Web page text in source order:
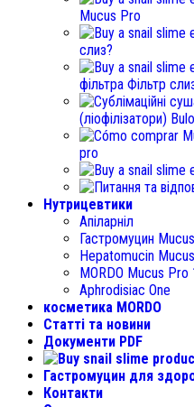
Mucus Pro
слиз?
фільтра Фільтр
(ліофілізатори)
pro
Нутрицевтики
Апіларніл
Гастромуцин
Hepatomucin
MORDO Mucus Pro
Aphrodisiac One
косметика MORDO
Статті та новини
Документи PDF
Гастромуцин для
Контакти